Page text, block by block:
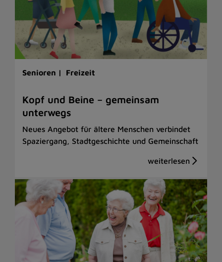
Senioren | Freizeit
Kopf und Beine – gemeinsam
unterwegs
Neues Angebot für ältere Menschen verbindet
Spaziergang, Stadtgeschichte und Gemeinschaft